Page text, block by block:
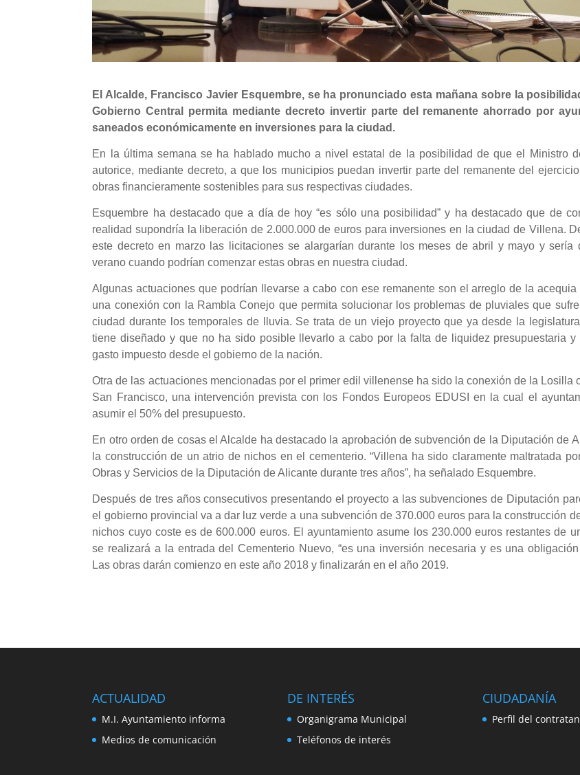
El Alcalde, Francisco Javier Esquembre, se ha pronunciado esta mañana sobre la
Gobierno Central permita mediante decreto invertir parte del remanente ahorrado por
saneados económicamente en inversiones para la ciudad.
En la última semana se ha hablado mucho a nivel estatal de la posibilidad de que el Ministro
autorice, mediante decreto, a que los municipios puedan invertir parte del remanente del
obras financieramente sostenibles para sus respectivas ciudades.
Esquembre ha destacado que a día de hoy “es sólo una posibilidad” y ha destacado que de
realidad supondría la liberación de 2.000.000 de euros para inversiones en la ciudad de Villena.
este decreto en marzo las licitaciones se alargarían durante los meses de abril y mayo y sería
verano cuando podrían comenzar estas obras en nuestra ciudad.
Algunas actuaciones que podrían llevarse a cabo con ese remanente son el arreglo de la acequia
una conexión con la Rambla Conejo que permita solucionar los problemas de pluviales que
ciudad durante los temporales de lluvia. Se trata de un viejo proyecto que ya desde la
tiene diseñado y que no ha sido posible llevarlo a cabo por la falta de liquidez presupuestaria y
gasto impuesto desde el gobierno de la nación.
Otra de las actuaciones mencionadas por el primer edil villenense ha sido la conexión de la Losilla
San Francisco, una intervención prevista con los Fondos Europeos EDUSI en la cual el
asumir el 50% del presupuesto.
En otro orden de cosas el Alcalde ha destacado la aprobación de subvención de la Diputación de
la construcción de un atrio de nichos en el cementerio. “Villena ha sido claramente maltratada
Obras y Servicios de la Diputación de Alicante durante tres años”, ha señalado Esquembre.
Después de tres años consecutivos presentando el proyecto a las subvenciones de Diputación
el gobierno provincial va a dar luz verde a una subvención de 370.000 euros para la construcción
nichos cuyo coste es de 600.000 euros. El ayuntamiento asume los 230.000 euros restantes de
se realizará a la entrada del Cementerio Nuevo, “es una inversión necesaria y es una obligación
Las obras darán comienzo en este año 2018 y finalizarán en el año 2019.
ACTUALIDAD
M.I. Ayuntamiento informa
Medios de comunicación
DE INTERÉS
Organigrama Municipal
Teléfonos de interés
CIUDADANÍA
Perfil del